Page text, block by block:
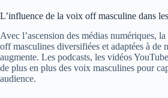
L’influence de la voix off masculine dans
Avec l’ascension des médias numériques,
off masculines diversifiées et adaptées à de
augmente. Les podcasts, les vidéos
de plus en plus des voix masculines pour
audience.